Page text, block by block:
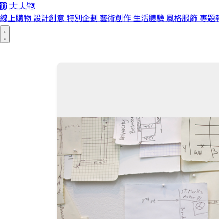
線上購物 設計創意 特別企劃 藝術創作 生活體驗 風格服飾 專題